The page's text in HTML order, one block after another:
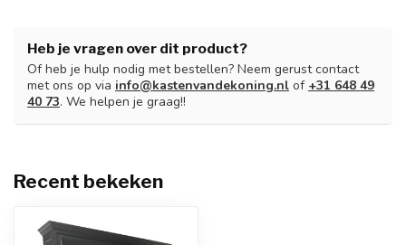
Heb je vragen over dit product?
Of heb je hulp nodig met bestellen? Neem gerust contact
met ons op via info@kastenvandekoning.nl of +31 648 49
40 73. We helpen je graag!!
Recent bekeken